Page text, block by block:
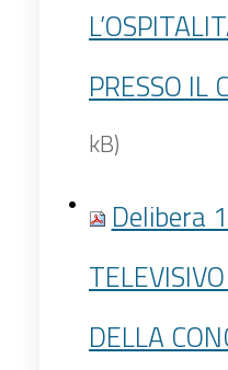
PRESSO IL
kB)
Delibera
DELLA